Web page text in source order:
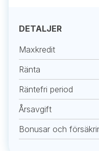
DETALJER
Maxkredit
Ränta
Räntefri period
Årsavgift
Bonusar och